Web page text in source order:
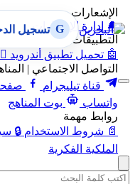
الإشعارات
🔔
إدارة الإشعارات
التطبيقات
🤖 تحميل تطبيق أندرويد 
التواصل الاجتماعي |
قناة تيليجرام
واتساب
بوت المناهج
روابط مهمة
📄 شروط الاستخدام 🔒
الملكية الفكرية
G تسجيل